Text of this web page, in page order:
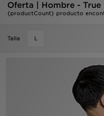
Oferta | Hombre -
{productCount} producto
Talla L
Niños
Deportes & Fitness